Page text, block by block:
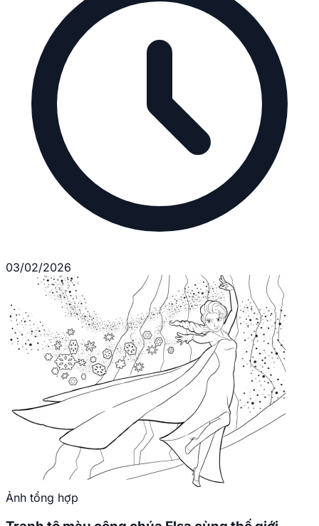
03/02/2026
Ảnh tổng hợp